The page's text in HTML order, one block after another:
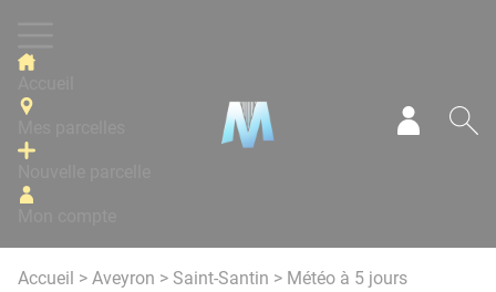
Accueil > Aveyron > Saint-Santin > Météo à 5 jours